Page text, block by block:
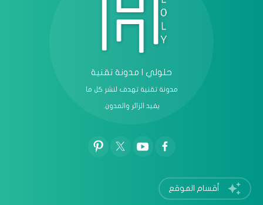
حلولي | مدونة تقنية
مدونة تقنية تهدف لنشر كل ما
يفيد الزائر والمدون.
أقسام الموقع